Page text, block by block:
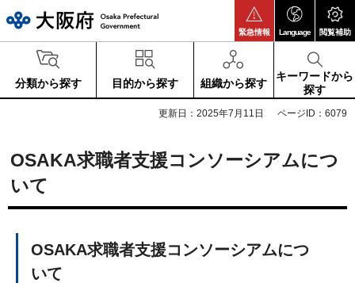
緊急情報 Language 閲覧補助
分類から探す 目的から探す 組織から探す
キーワードから
探す
更新日：2025年7月11日 ページID：6079
OSAKA求職者支援コンソーシアムにつ
いて
OSAKA求職者支援コンソーシアムにつ
いて